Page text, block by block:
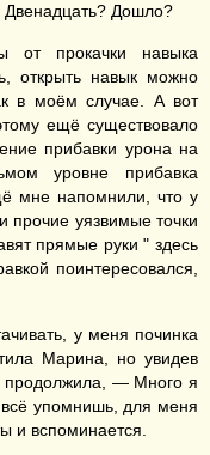
Дошло?
от прокачки навыка
открыть навык можно
в моём случае. А вот
ещё существовало
прибавки урона на
уровне прибавка
мне напомнили, что у
прочие уязвимые точки
прямые руки " здесь
поинтересовался,
у меня починка
Марина, но увидев
продолжила, — Много я
упомнишь, для меня
и вспоминается.